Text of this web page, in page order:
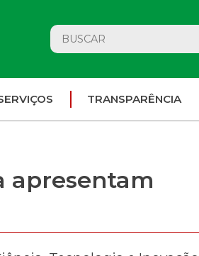
TRANSPARÊNCIA
apresentam